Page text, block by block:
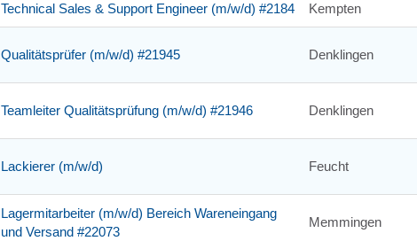
Technical Sales & Support Engineer (m/w/d) #2184 Kempten
Qualitätsprüfer (m/w/d) #21945 Denklingen
Teamleiter Qualitätsprüfung (m/w/d) #21946 Denklingen
Lackierer (m/w/d) Feucht
Lagermitarbeiter (m/w/d) Bereich Wareneingang
und Versand #22073
Memmingen